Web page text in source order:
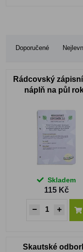
Doporučené
Rádcovský
náplň na půl
Skladem
115 Kč
Skautské